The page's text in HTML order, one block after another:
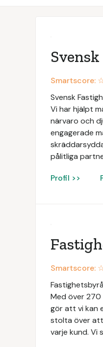
Smartscore:
Svensk
Vi har hjälpt
närvaro och
engagerade
pålitliga
Profil >>
Smartscore:
Med över
gör att vi kan
stolta över att
varje kund. Vi